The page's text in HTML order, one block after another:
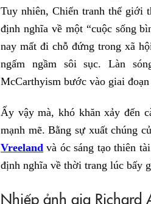
Tuy nhiên, Chiến tranh thế giới
định nghĩa về một “cuộc sống
nay mất đi chỗ đứng trong xã
ngấm ngầm sôi sục. Làn
McCarthyism bước vào giai đoạn
Ấy vậy mà, khó khăn xảy đến
mạnh mẽ. Bằng sự xuất chúng
Vreeland và óc sáng tạo thiên
định nghĩa về thời trang lúc bấy
Nhiếp ảnh gia Richard